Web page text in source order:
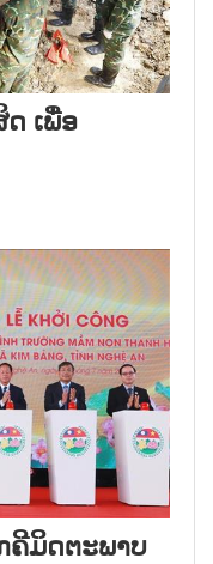
ເພື່ອ
ຄີ​ມິດ​ຕະ​ພາບ​